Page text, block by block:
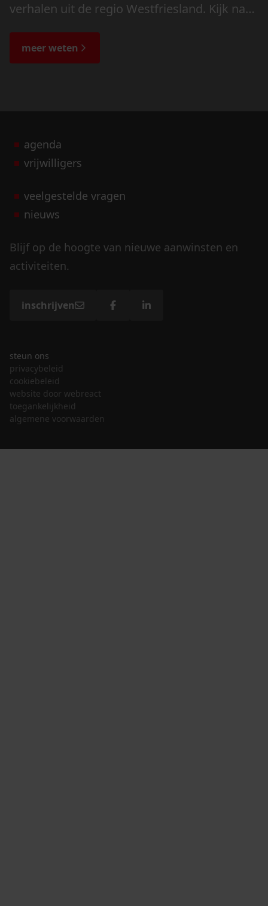
verhalen uit de regio Westfriesland. Kijk naar
de bijzondere verhalen.
meer weten
agenda
vrijwilligers
veelgestelde vragen
nieuws
Blijf op de hoogte van nieuwe aanwinsten en
activiteiten.
inschrijven
steun ons
privacybeleid
cookiebeleid
website door webreact
toegankelijkheid
algemene voorwaarden